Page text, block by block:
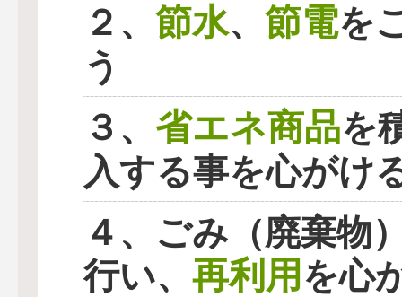
２、 節水、 節電を
う
３、 省エネ商品を
入する事を心がけ
４、ごみ（廃棄物
行い、 再利用 を心